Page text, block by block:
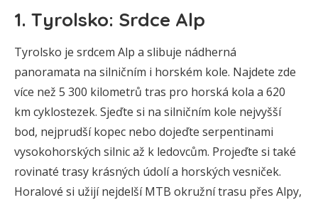
1. Tyrolsko: Srdce Alp
Tyrolsko je srdcem Alp a slibuje nádherná
panoramata na silničním i horském kole. Najdete zde
více než 5 300 kilometrů tras pro horská kola a 620
km cyklostezek. Sjeďte si na silničním kole nejvyšší
bod, nejprudší kopec nebo dojeďte serpentinami
vysokohorských silnic až k ledovcům. Projeďte si také
rovinaté trasy krásných údolí a horských vesniček.
Horalové si užijí nejdelší MTB okružní trasu přes Alpy,